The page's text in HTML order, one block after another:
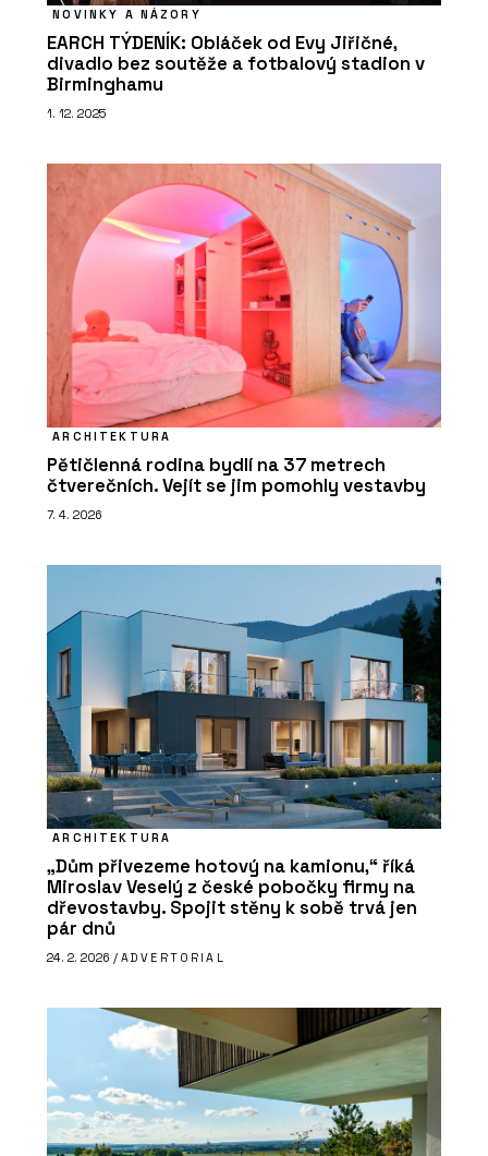
NOVINKY A NÁZORY
EARCH TÝDENÍK: Obláček od Evy Jiřičné,
divadlo bez soutěže a fotbalový stadion v
Birminghamu
1. 12. 2025
ARCHITEKTURA
Pětičlenná rodina bydlí na 37 metrech
čtverečních. Vejít se jim pomohly vestavby
7. 4. 2026
ARCHITEKTURA
„Dům přivezeme hotový na kamionu,“ říká
Miroslav Veselý z české pobočky firmy na
dřevostavby. Spojit stěny k sobě trvá jen
pár dnů
24. 2. 2026 / ADVERTORIAL